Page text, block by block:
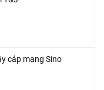
cáp mạng Sino